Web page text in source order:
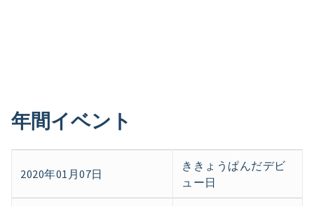
年間イベント
2020年01月07日
ききょうぱんだデビ
ュー日